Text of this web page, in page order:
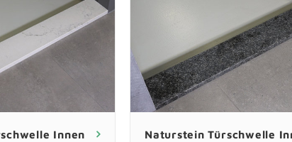
Innen Naturstein Türschwelle